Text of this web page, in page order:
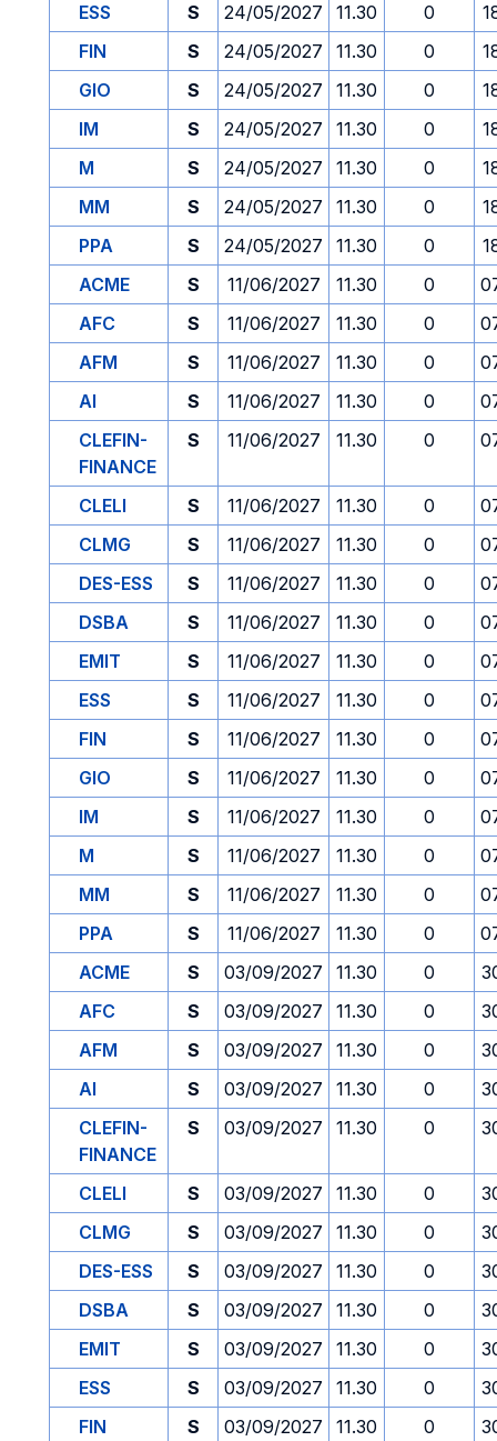
ESS
S 24/05/2027 11.30 0
FIN
S 24/05/2027 11.30 0
GIO
S 24/05/2027 11.30 0
IM
S 24/05/2027 11.30 0
M
S 24/05/2027 11.30 0
MM
S 24/05/2027 11.30 0
PPA
S 24/05/2027 11.30 0
ACME
S 11/06/2027 11.30 0
AFC
S 11/06/2027 11.30 0
AFM
S 11/06/2027 11.30 0
AI
S 11/06/2027 11.30 0
CLEFIN-
FINANCE
S 11/06/2027 11.30 0
CLELI S 11/06/2027 11.30 0
CLMG
S 11/06/2027 11.30 0
DES-ESS
S 11/06/2027 11.30 0
DSBA
S 11/06/2027 11.30 0
EMIT
S 11/06/2027 11.30 0
ESS
S 11/06/2027 11.30 0
FIN
S 11/06/2027 11.30 0
GIO
S 11/06/2027 11.30 0
IM
S 11/06/2027 11.30 0
M
S 11/06/2027 11.30 0
MM
S 11/06/2027 11.30 0
PPA
S 11/06/2027 11.30 0
ACME
S 03/09/2027 11.30 0
AFC
S 03/09/2027 11.30 0
AFM
S 03/09/2027 11.30 0
AI
S 03/09/2027 11.30 0
CLEFIN-
FINANCE
S 03/09/2027 11.30 0
CLELI S 03/09/2027 11.30 0
CLMG
S 03/09/2027 11.30 0
DES-ESS
S 03/09/2027 11.30 0
DSBA
S 03/09/2027 11.30 0
EMIT
S 03/09/2027 11.30 0
ESS
S 03/09/2027 11.30 0
FIN
S 03/09/2027 11.30 0